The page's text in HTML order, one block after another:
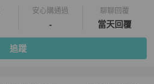
安心購通過
-
聊聊回覆
當天回覆
追蹤